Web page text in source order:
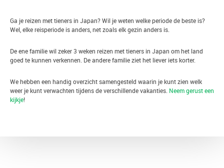
Ga je reizen met tieners in Japan? Wil je weten welke periode de beste is?
Wel, elke reisperiode is anders, net zoals elk gezin anders is.
De ene familie wil zeker 3 weken reizen met tieners in Japan om het land
goed te kunnen verkennen. De andere familie ziet het liever iets korter.
We hebben een handig overzicht samengesteld waarin je kunt zien welk
weer je kunt verwachten tijdens de verschillende vakanties. Neem gerust een
kijkje!